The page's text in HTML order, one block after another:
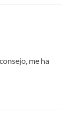
me ha